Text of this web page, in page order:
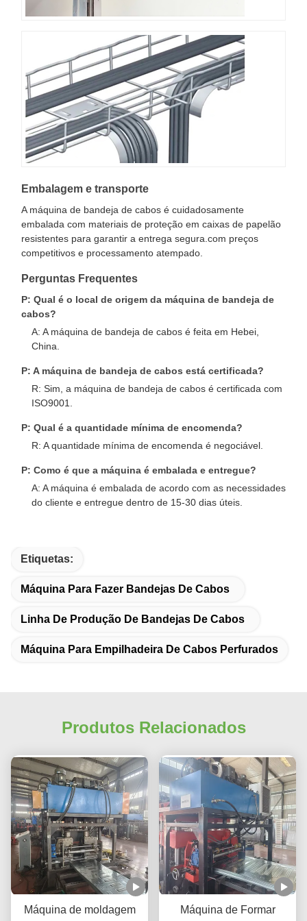
Embalagem e transporte
A máquina de bandeja de cabos é cuidadosamente
embalada com materiais de proteção em caixas de papelão
resistentes para garantir a entrega segura.com preços
competitivos e processamento atempado.
Perguntas Frequentes
P: Qual é o local de origem da máquina de bandeja de
cabos?
A: A máquina de bandeja de cabos é feita em Hebei,
China.
P: A máquina de bandeja de cabos está certificada?
R: Sim, a máquina de bandeja de cabos é certificada com
ISO9001.
P: Qual é a quantidade mínima de encomenda?
R: A quantidade mínima de encomenda é negociável.
P: Como é que a máquina é embalada e entregue?
A: A máquina é embalada de acordo com as necessidades
do cliente e entregue dentro de 15-30 dias úteis.
Etiquetas:
Máquina Para Fazer Bandejas De Cabos
Linha De Produção De Bandejas De Cabos
Máquina Para Empilhadeira De Cabos Perfurados
Produtos Relacionados
Máquina de moldagem
Máquina de Formar